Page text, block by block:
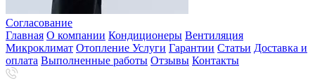
Согласование
Главная О компании Кондиционеры Вентиляция
Микроклимат Отопление Услуги Гарантии Статьи Доставка и
оплата Выполненные работы Отзывы Контакты